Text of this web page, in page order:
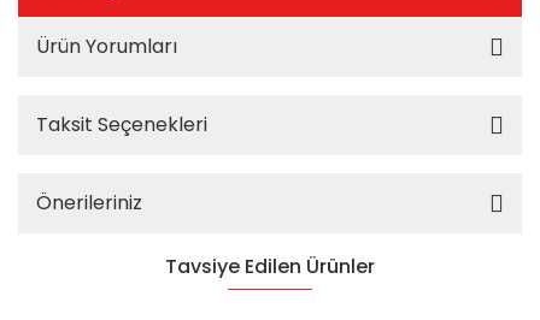
Ürün Yorumları
Taksit Seçenekleri
Önerileriniz
Tavsiye Edilen Ürünler